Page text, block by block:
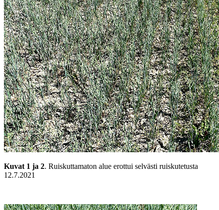
Kuvat 1 ja 2. Ruiskuttamaton alue erottui selvästi ruiskutetusta
12.7.2021